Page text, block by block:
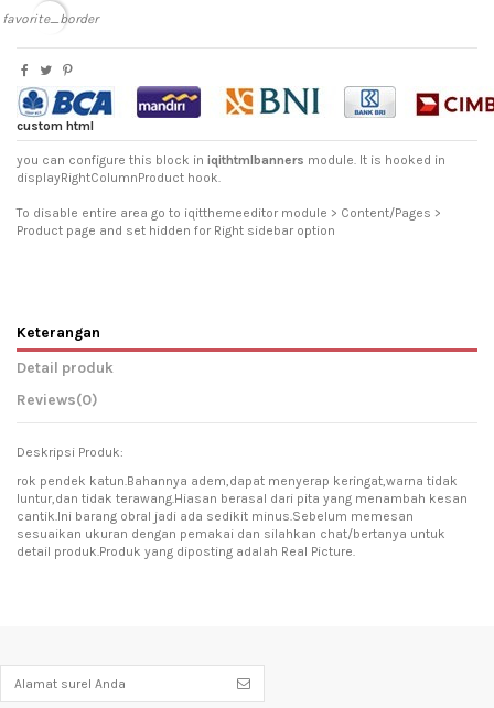
favorite_border
custom html
you can configure this block in iqithtmlbanners module. It is hooked in
displayRightColumnProduct hook.
To disable entire area go to iqitthemeeditor module > Content/Pages >
Product page and set hidden for Right sidebar option
Keterangan
Detail produk
Reviews(0)
Deskripsi Produk:
rok pendek katun.Bahannya adem,dapat menyerap keringat,warna tidak
luntur,dan tidak terawang.Hiasan berasal dari pita yang menambah kesan
cantik.Ini barang obral jadi ada sedikit minus.Sebelum memesan
sesuaikan ukuran dengan pemakai dan silahkan chat/bertanya untuk
detail produk.Produk yang diposting adalah Real Picture.